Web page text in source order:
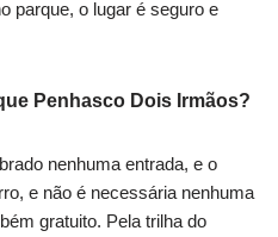
parque, o lugar é seguro e
Penhasco Dois Irmãos?
nenhuma entrada, e o
e não é necessária nenhuma
gratuito. Pela trilha do